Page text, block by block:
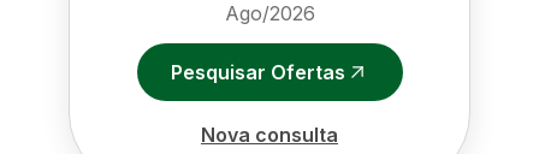
Ago/2026
Pesquisar Ofertas
Nova consulta